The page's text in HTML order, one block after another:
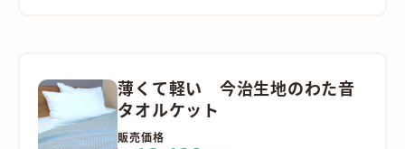
薄くて軽い 今治生地のわた音
タオルケット
販売価格